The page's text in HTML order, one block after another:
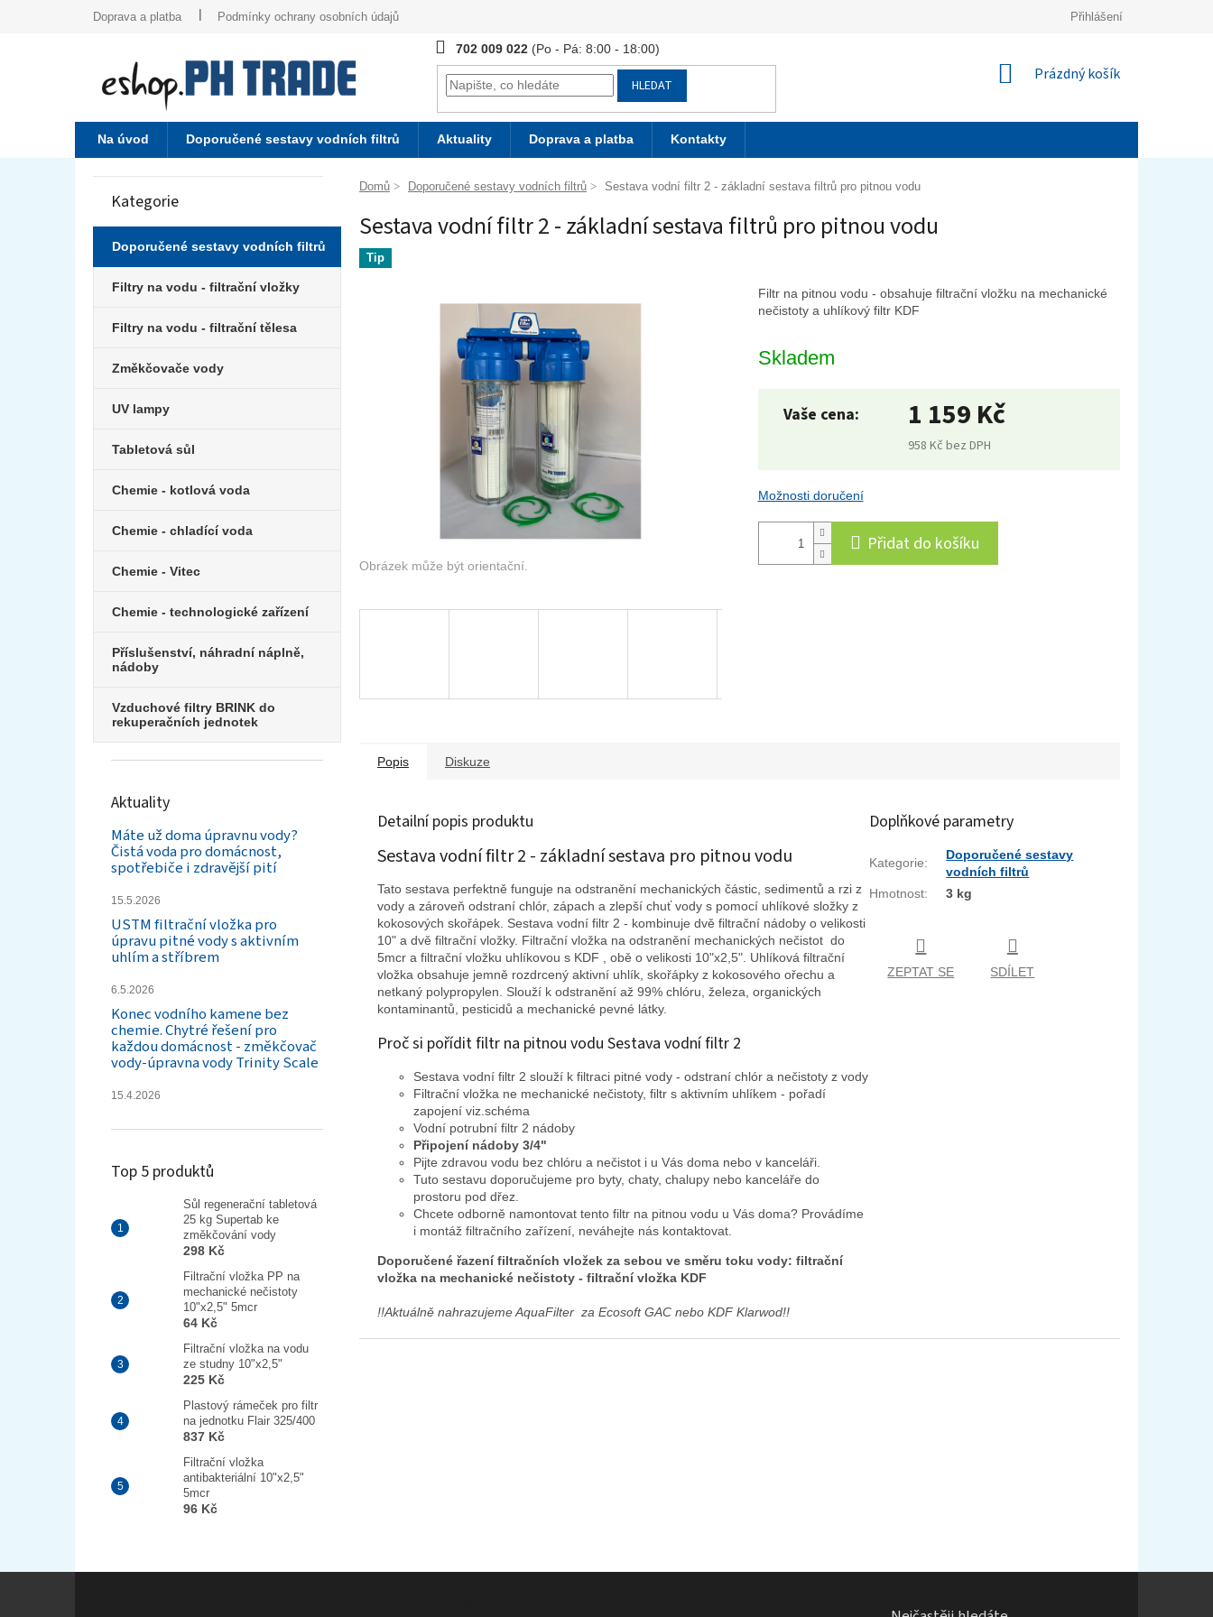
Doprava a platba Podmínky ochrany osobních údajů Přihlášení
702 009 022
HLEDAT
NÁKUPNÍ
Prázdný košík
Na úvod Doporučené sestavy vodních filtrů Aktuality Doprava a platba Kontakty
P
Přeskočit
Kategorie
Doporučené sestavy vodních filtrů
Filtry na vodu - filtrační vložky
Filtry na vodu - filtrační tělesa
Změkčovače vody
UV lampy
Tabletová sůl
Chemie - kotlová voda
Chemie - chladící voda
Chemie - Vitec
Chemie - technologické zařízení
Příslušenství, náhradní náplně,
nádoby
Vzduchové filtry BRINK do
rekuperačních jednotek
Aktuality
Máte už doma úpravnu vody?
Čistá voda pro domácnost,
spotřebiče i zdravější pití
15.5.2026
USTM filtrační vložka pro
úpravu pitné vody s aktivním
uhlím a stříbrem
6.5.2026
Konec vodního kamene bez
chemie. Chytré řešení pro
každou domácnost - změkčovač
vody-úpravna vody Trinity Scale
15.4.2026
Top 5 produktů
Sůl regenerační tabletová
25 kg Supertab ke
změkčování vody
298 Kč
Filtrační vložka PP na
mechanické nečistoty
10"x2,5" 5mcr
64 Kč
Filtrační vložka na vodu
ze studny 10"x2,5"
225 Kč
Plastový rámeček pro filtr
na jednotku Flair 325/400
837 Kč
Filtrační vložka
antibakteriální 10"x2,5"
5mcr
96 Kč
Domů Doporučené sestavy vodních filtrů Sestava vodní filtr 2 - základní sestava filtrů pro pitnou vodu
Sestava vodní filtr 2 - základní sestava filtrů pro pitnou vodu
Tip
Filtr na pitnou vodu - obsahuje filtrační vložku na mechanické
nečistoty a uhlíkový filtr KDF
Skladem
1 159 Kč
958 Kč bez DPH
cena:
Možnosti doručení
Přidat do košíku
Popis Diskuze
Detailní popis produktu
Sestava vodní filtr 2 - základní sestava pro pitnou vodu
Tato sestava perfektně funguje na odstranění mechanických částic, sedimentů a rzi z
vody a zároveň odstraní chlór, zápach a zlepší chuť vody s pomocí uhlíkové složky z
kokosových skořápek. Sestava vodní filtr 2 - kombinuje dvě filtrační nádoby o velikosti
10" a dvě filtrační vložky. Filtrační vložka na odstranění mechanických nečistot do
5mcr a filtrační vložku uhlíkovou s KDF , obě o velikosti 10"x2,5". Uhlíková filtrační
vložka obsahuje jemně rozdrcený aktivní uhlík, skořápky z kokosového ořechu a
netkaný polypropylen. Slouží k odstranění až 99% chlóru, železa, organických
kontaminantů, pesticidů a mechanické pevné látky.
Proč si pořídit filtr na pitnou vodu Sestava vodní filtr 2
Sestava vodní filtr 2 slouží k filtraci pitné vody - odstraní chlór a nečistoty z vody
Filtrační vložka ne mechanické nečistoty, filtr s aktivním uhlíkem - pořadí
zapojení viz.schéma
Vodní potrubní filtr 2 nádoby
Připojení nádoby 3/4"
Pijte zdravou vodu bez chlóru a nečistot i u Vás doma nebo v kanceláři.
Tuto sestavu doporučujeme pro byty, chaty, chalupy nebo kanceláře do
prostoru pod dřez.
Chcete odborně namontovat tento filtr na pitnou vodu u Vás doma? Provádíme
i montáž filtračního zařízení, neváhejte nás kontaktovat.
Doporučené řazení filtračních vložek za sebou ve směru toku vody: filtrační
vložka na mechanické nečistoty - filtrační vložka KDF
!!Aktuálně nahrazujeme AquaFilter za Ecosoft GAC nebo KDF Klarwod!!
Doplňkové parametry
Kategorie:
Doporučené sestavy
vodních filtrů
Hmotnost: 3 kg
ZEPTAT SE SDÍLET
Z